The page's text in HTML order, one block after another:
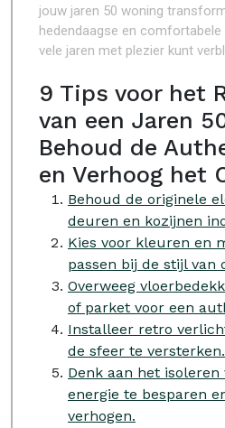
jouw jaren 50 woning
hedendaagse en
vele jaren met plezier kunt
9 Tips voor het
van een Jaren
Behoud de
en Verhoog het
Behoud de originele
deuren en kozijnen
Kies voor kleuren en
passen bij de stijl van
Overweeg
of parket voor een
Installeer retro
de sfeer te versterken.
Denk aan het
energie te besparen
verhogen.